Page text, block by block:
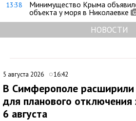
13:38
Минимущество Крыма
объекта у моря в Николаевке
НОВОСТИ
5 августа 2026 16:42
В Симферополе расширили
для планового отключения
6 августа